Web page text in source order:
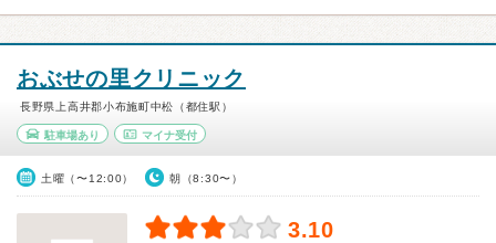
おぶせの里クリニック
長野県上高井郡小布施町中松（都住駅）
駐車場あり マイナ受付
土曜（〜12:00） 朝（8:30〜）
3.10